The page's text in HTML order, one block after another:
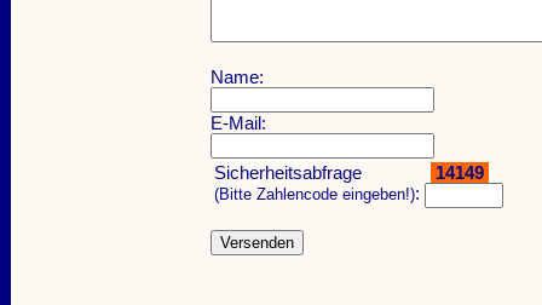
Name:
E-Mail:
Sicherheitsabfrage
(Bitte Zahlencode eingeben!):
14149